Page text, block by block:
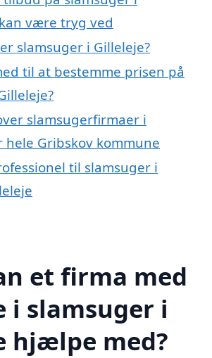
være tryg ved
slamsuger i Gilleleje?
til at bestemme prisen på
slamsugerfirmaer i
hele Gribskov kommune
til slamsuger i
et firma med
i slamsuger i
hjælpe med?